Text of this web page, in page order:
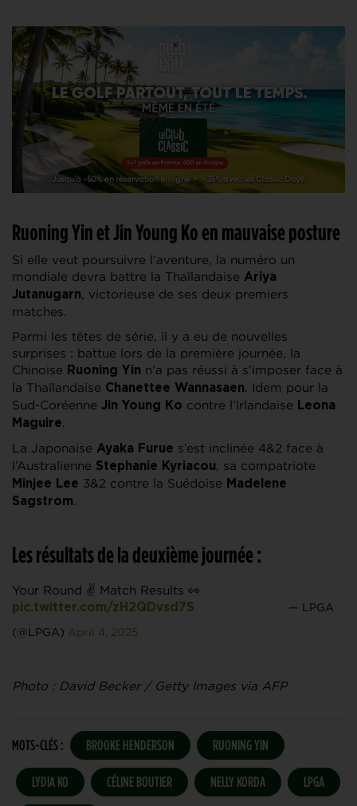
Ruoning Yin et Jin Young Ko en mauvaise posture
Si elle veut poursuivre l’aventure, la numéro un
mondiale devra battre la Thaïlandaise Ariya
Jutanugarn, victorieuse de ses deux premiers
matches.
Parmi les têtes de série, il y a eu de nouvelles
surprises : battue lors de la première journée, la
Chinoise Ruoning Yin n’a pas réussi à s’imposer face à
la Thaïlandaise Chanettee Wannasaen. Idem pour la
Sud-Coréenne Jin Young Ko contre l’Irlandaise Leona
Maguire.
La Japonaise Ayaka Furue s’est inclinée 4&2 face à
l’Australienne Stephanie Kyriacou, sa compatriote
Minjee Lee 3&2 contre la Suédoise Madelene
Sagstrom.
Les résultats de la deuxième journée :
Your Round ✌️ Match Results 👀
pic.twitter.com/zH2QDvsd7S — LPGA
(@LPGA) April 4, 2025
Photo : David Becker / Getty Images via AFP
MOTS-CLÉS : BROOKE HENDERSON RUONING YIN
LYDIA KO CÉLINE BOUTIER NELLY KORDA LPGA